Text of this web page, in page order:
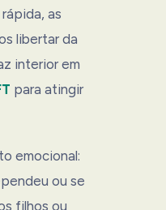
as
libertar da
interior em
para atingir
emocional:
ou se
filhos ou